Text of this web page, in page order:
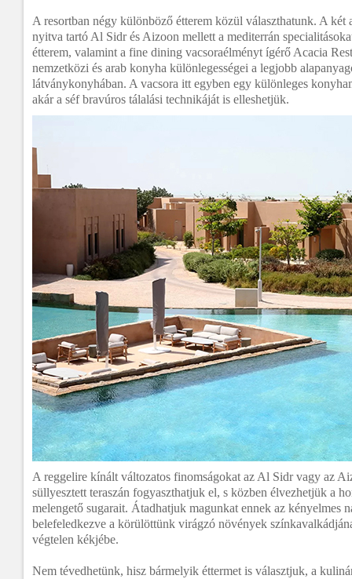
A resortban négy különböző étterem közül választhatunk. A két
nyitva tartó Al Sidr és Aizoon mellett a mediterrán
étterem, valamint a fine dining vacsoraélményt ígérő Acacia
nemzetközi és arab konyha különlegességei a legjobb
látványkonyhában. A vacsora itt egyben egy különleges
akár a séf bravúros tálalási technikáját is elleshetjük.
A reggelire kínált változatos finomságokat az Al Sidr vagy az
süllyesztett teraszán fogyaszthatjuk el, s közben élvezhetjük a
melengető sugarait. Átadhatjuk magunkat ennek az kényelmes
belefeledkezve a körülöttünk virágzó növények
végtelen kékjébe.
Nem tévedhetünk, hisz bármelyik éttermet is választjuk, a